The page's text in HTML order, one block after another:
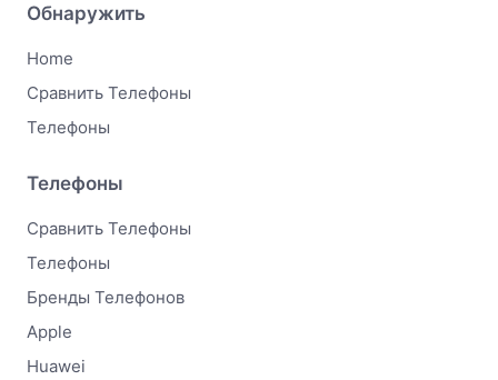
Обнаружить
Home
Сравнить Телефоны
Телефоны
Телефоны
Сравнить Телефоны
Телефоны
Бренды Телефонов
Apple
Huawei